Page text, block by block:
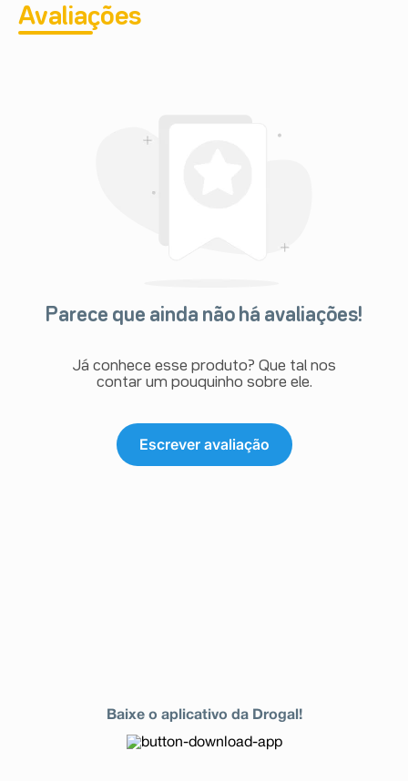
Avaliações
Parece que ainda não há avaliações!
Já conhece esse produto? Que tal nos
contar um pouquinho sobre ele.
Escrever avaliação
Baixe o aplicativo da Drogal!